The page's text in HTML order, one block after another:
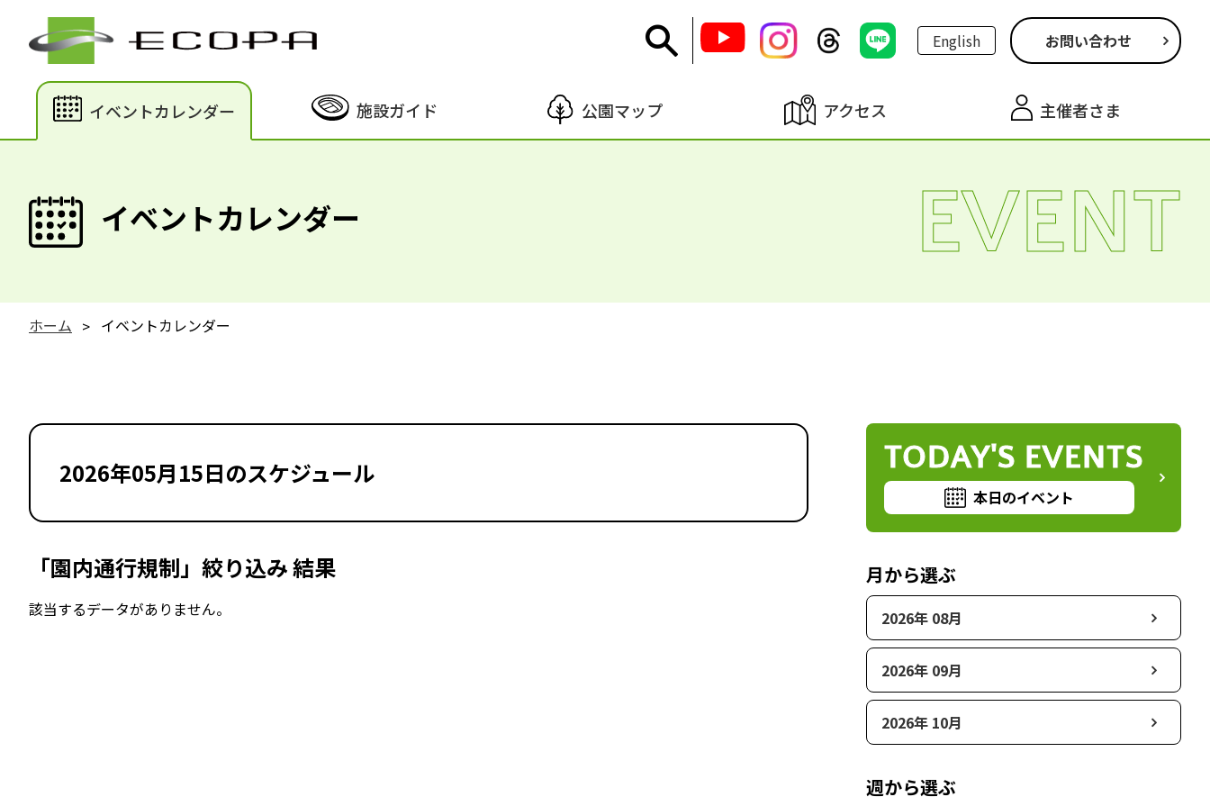
English お問い合わせ
イベントカレンダー 施設ガイド 公園マップ アクセス 主催者さま
イベントカレンダー EVENT
ホーム イベントカレンダー
2026年05月15日のスケジュール
「園内通行規制」絞り込み 結果
該当するデータがありません。
TODAY'S EVENTS
本日のイベント
月から選ぶ
2026年 08月
2026年 09月
2026年 10月
週から選ぶ